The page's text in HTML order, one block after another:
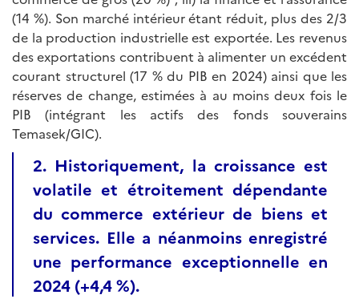
(14 %). Son marché intérieur étant réduit, plus des 2/3
de la production industrielle est exportée. Les revenus
des exportations contribuent à alimenter un excédent
courant structurel (17 % du PIB en 2024) ainsi que les
réserves de change, estimées à au moins deux fois le
PIB (intégrant les actifs des fonds souverains
Temasek/GIC).
2. Historiquement, la croissance est
volatile et étroitement dépendante
du commerce extérieur de biens et
services. Elle a néanmoins enregistré
une performance exceptionnelle en
2024 (+4,4 %).